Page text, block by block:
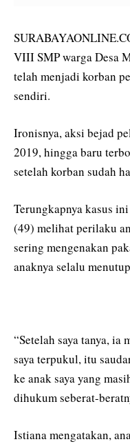
VIII SMP warga Desa
telah menjadi korban
sendiri.
Ironisnya, aksi bejad
2019, hingga baru
setelah korban sudah
Terungkapnya kasus
(49) melihat perilaku
sering mengenakan
anaknya selalu
“Setelah saya tanya,
saya terpukul, itu
ke anak saya yang
dihukum seberat-
Istiana mengatakan,